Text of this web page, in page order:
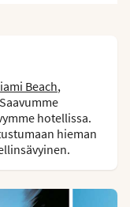
Beach,
hotellissa.
hieman